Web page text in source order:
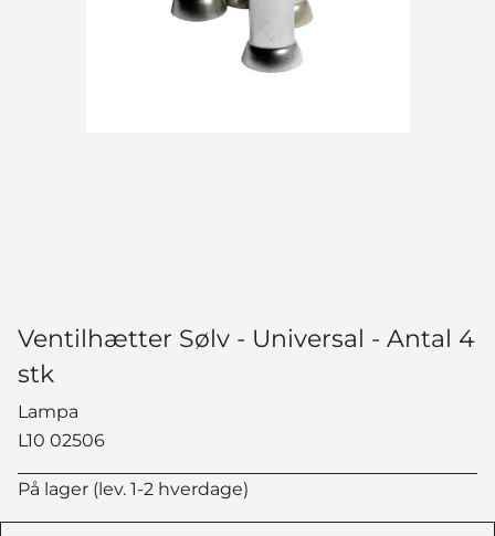
Ventilhætter Sølv - Universal - Antal 4
stk
Lampa
L10 02506
På lager (lev. 1-2 hverdage)